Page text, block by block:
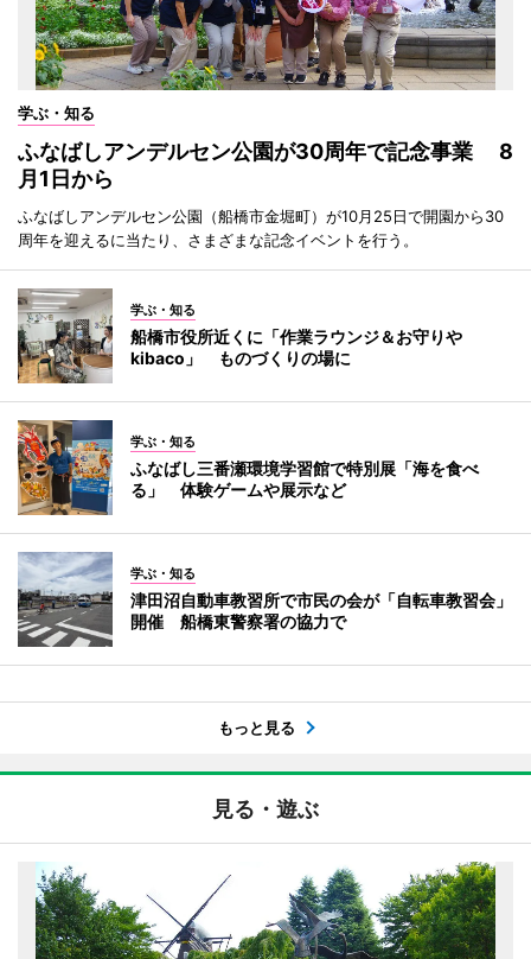
学ぶ・知る
ふなばしアンデルセン公園が30周年で記念事業 8
月1日から
ふなばしアンデルセン公園（船橋市金堀町）が10月25日で開園から30
周年を迎えるに当たり、さまざまな記念イベントを行う。
学ぶ・知る
船橋市役所近くに「作業ラウンジ＆お守りや
kibaco」 ものづくりの場に
学ぶ・知る
ふなばし三番瀬環境学習館で特別展「海を食べ
る」 体験ゲームや展示など
学ぶ・知る
津田沼自動車教習所で市民の会が「自転車教習会」
開催 船橋東警察署の協力で
もっと見る
見る・遊ぶ